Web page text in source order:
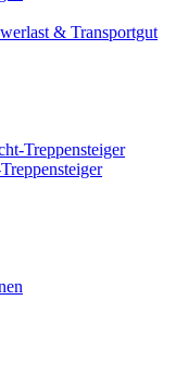
& Transportgut
Treppensteiger